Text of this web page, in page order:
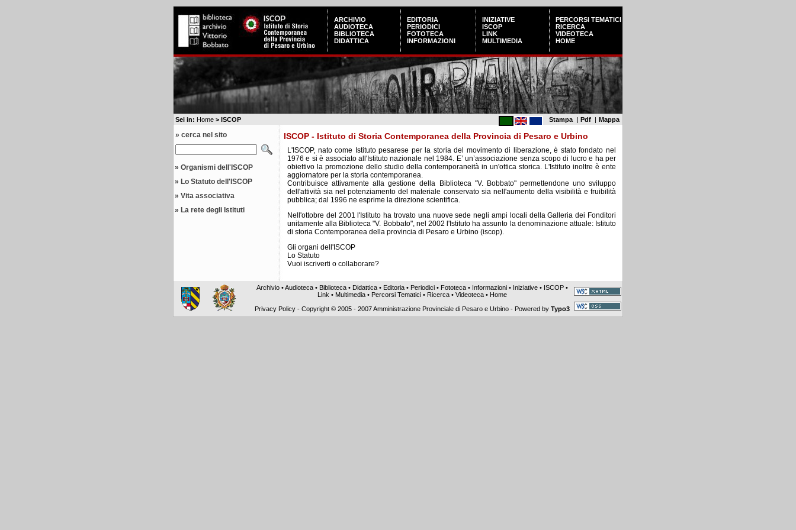
ARCHIVIO
AUDIOTECA
BIBLIOTECA
DIDATTICA
EDITORIA
PERIODICI
FOTOTECA
INFORMAZIONI
INIZIATIVE
ISCOP
LINK
MULTIMEDIA
PERCORSI TEMATICI
RICERCA
VIDEOTECA
HOME
Mappa
|
Pdf
|
Stampa
Sei in: Home > ISCOP
» cerca nel sito
» Organismi dell'ISCOP
» Lo Statuto dell'ISCOP
» Vita associativa
» La rete degli Istituti
ISCOP - Istituto di Storia Contemporanea della Provincia di Pesaro e Urbino
L'ISCOP, nato come Istituto pesarese per la storia del movimento di liberazione, è stato fondato nel
1976 e si è associato all'Istituto nazionale nel 1984. E’ un’associazione senza scopo di lucro e ha per
obiettivo la promozione dello studio della contemporaneità in un'ottica storica. L'Istituto inoltre è ente
aggiornatore per la storia contemporanea.
Contribuisce attivamente alla gestione della Biblioteca "V. Bobbato" permettendone uno sviluppo
dell'attività sia nel potenziamento del materiale conservato sia nell'aumento della visibilità e fruibilità
pubblica; dal 1996 ne esprime la direzione scientifica.
Nell'ottobre del 2001 l'Istituto ha trovato una nuove sede negli ampi locali della Galleria dei Fonditori
unitamente alla Biblioteca "V. Bobbato", nel 2002 l'Istituto ha assunto la denominazione attuale: Istituto
di storia Contemporanea della provincia di Pesaro e Urbino (iscop).
Gli organi dell'ISCOP
Lo Statuto
Vuoi iscriverti o collaborare?
Archivio •Audioteca • Biblioteca • Didattica • Editoria • Periodici • Fototeca • Informazioni • Iniziative • ISCOP •
Link • Multimedia • Percorsi Tematici • Ricerca •Videoteca • Home
Privacy Policy -Copyright © 2005 - 2007 Amministrazione Provinciale di Pesaro e Urbino - Powered byTypo3